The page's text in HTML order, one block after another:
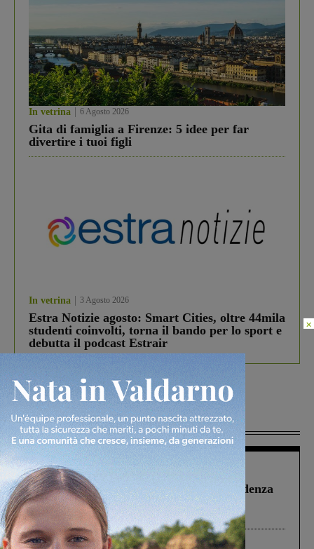
In vetrina 6 Agosto 2026
Gita di famiglia a Firenze: 5 idee per far
divertire i tuoi figli
In vetrina 3 Agosto 2026
Estra Notizie agosto: Smart Cities, oltre 44mila
studenti coinvolti, torna il bando per lo sport e
debutta il podcast Estrair
Più lette
Figline Incisa Valdarno 1 Agosto 2026
Piscina di Figline finanziata oltre la scadenza
Pnrr, il gruppo di Fratelli d’Italia: “Un
ringraziamento al Governo”
Cronaca 3 Agosto 2026
×